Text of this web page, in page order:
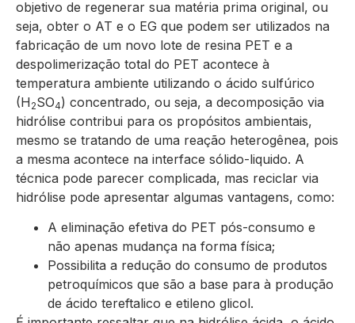
objetivo de regenerar sua matéria prima original, ou
seja, obter o AT e o EG que podem ser utilizados na
fabricação de um novo lote de resina PET e a
despolimerização total do PET acontece à
temperatura ambiente utilizando o ácido sulfúrico
(H 2SO4) concentrado, ou seja, a decomposição via
hidrólise contribui para os propósitos ambientais,
mesmo se tratando de uma reação heterogênea, pois
a mesma acontece na interface sólido-liquido. A
técnica pode parecer complicada, mas reciclar via
hidrólise pode apresentar algumas vantagens, como:
A eliminação efetiva do PET pós-consumo e
não apenas mudança na forma física;
Possibilita a redução do consumo de produtos
petroquímicos que são a base para à produção
de ácido tereftalico e etileno glicol.